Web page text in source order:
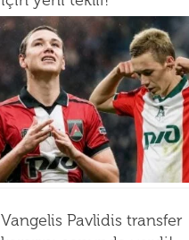
Vangelis Pavlidis transfer